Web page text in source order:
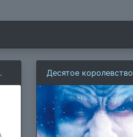
Десятое королевство